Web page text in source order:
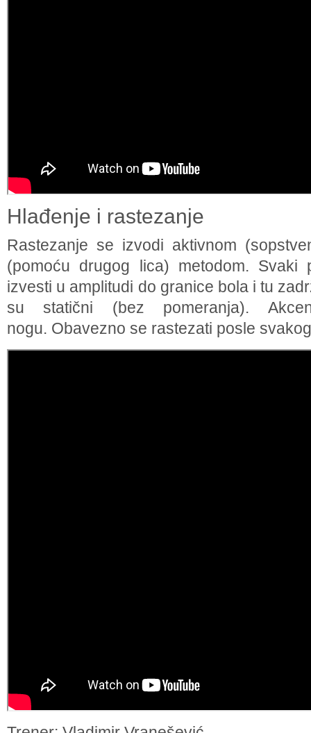
Hlađenje i rastezanje
Rastezanje se izvodi aktivnom
(pomoću drugog lica) metodom. Svaki
izvesti u amplitudi do granice bola i tu
su statični (bez pomeranja).
nogu. Obavezno se rastezati posle